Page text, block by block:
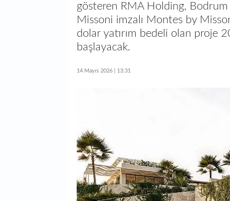
gösteren RMA Holding, Bodrum
Missoni imzalı Montes by
dolar yatırım bedeli olan proje
başlayacak.
14 Mayıs 2026 | 13:31